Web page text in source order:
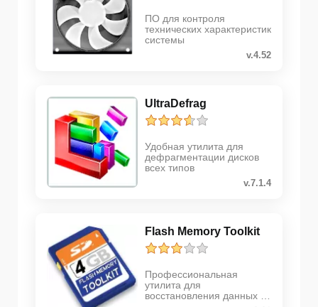
ПО для контроля
технических характеристик
системы
v.4.52
UltraDefrag
Удобная утилита для
дефрагментации дисков
всех типов
v.7.1.4
Flash Memory Toolkit
Профессиональная
утилита для
восстановления данных с